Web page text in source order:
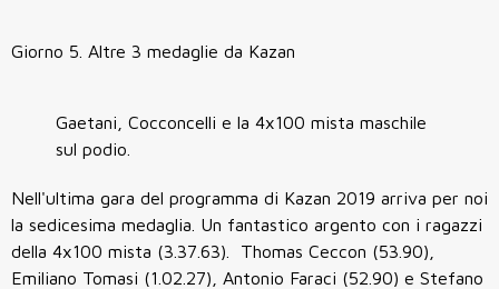
Giorno 5. Altre 3 medaglie da Kazan
Gaetani, Cocconcelli e la 4x100 mista maschile
sul podio.
Nell'ultima gara del programma di Kazan 2019 arriva per noi
la sedicesima medaglia. Un fantastico argento con i ragazzi
della 4x100 mista (3.37.63). Thomas Ceccon (53.90),
Emiliano Tomasi (1.02.27), Antonio Faraci (52.90) e Stefano